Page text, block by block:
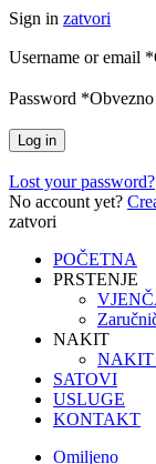
Sign in zatvori
Username or email *
Password *Obvezno
Log in
Lost your password?
No account yet?
zatvori
POČETNA
PRSTENJE
NAKIT
NAKIT
SATOVI
USLUGE
KONTAKT
Omiljeno